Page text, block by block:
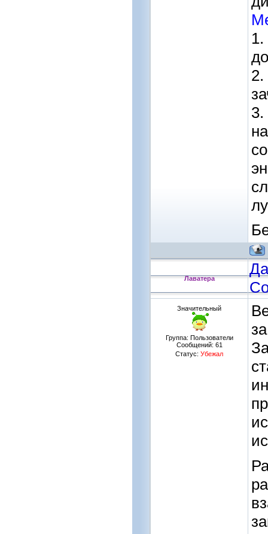
2.
3.
Лаватера
Значительный
Группа: Пользователи
Сообщений: 61
Статус: Убежал